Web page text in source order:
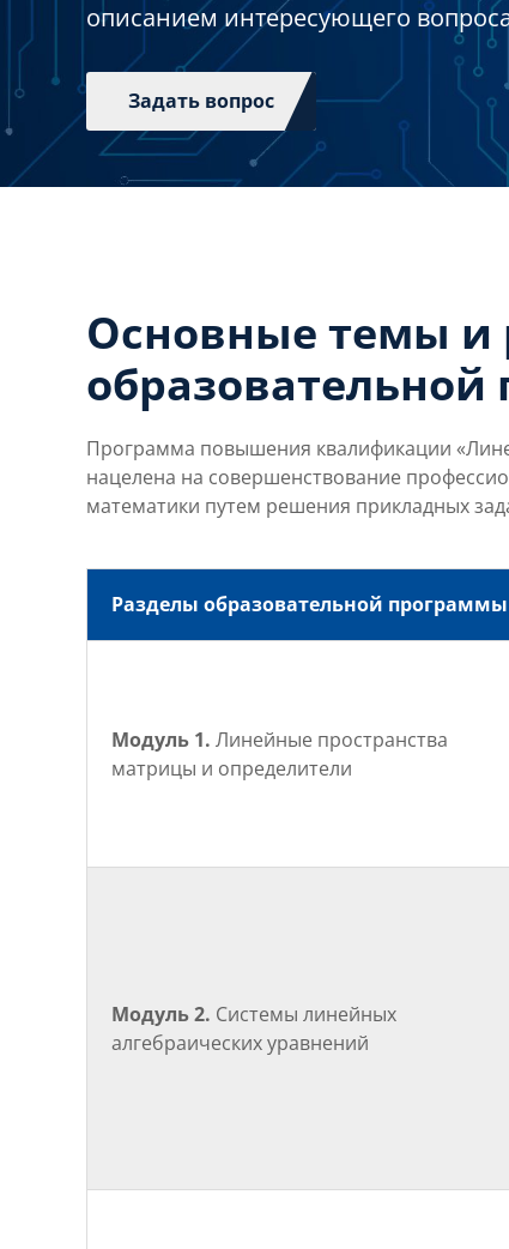
описанием интересующего
Задать вопрос
Основные темы и
Программа повышения квалификации
нацелена на совершенствование
математики путем решения прикладных
Разделы образовательной программы
Модуль 1. Линейные пространства
матрицы и определители
Модуль 2. Системы линейных
алгебраических уравнений